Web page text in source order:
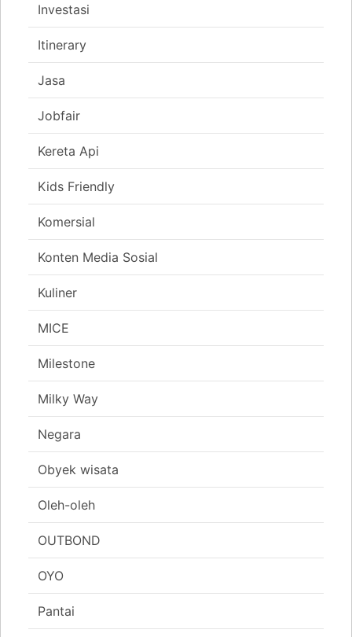
Investasi
Itinerary
Jasa
Jobfair
Kereta Api
Kids Friendly
Komersial
Konten Media Sosial
Kuliner
MICE
Milestone
Milky Way
Negara
Obyek wisata
Oleh-oleh
OUTBOND
OYO
Pantai